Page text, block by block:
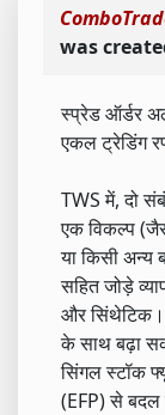
was
स्प्रेड ऑर्डर
एकल ट्रेडिंग
TWS में, दो
एक विकल्प
या किसी अन्य
सहित जोड़े
और
के साथ बढ़ा
सिंगल स्टॉक
(EFP) से